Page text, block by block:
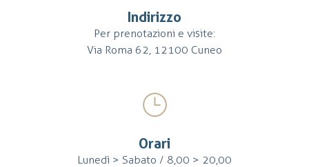
Indirizzo
Per prenotazioni e visite:
Via Roma 62, 12100 Cuneo
Orari
Lunedì > Sabato / 8,00 > 20,00